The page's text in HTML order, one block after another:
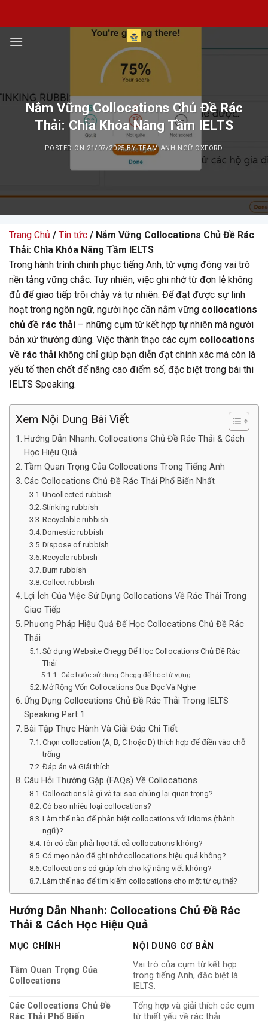
content
Nắm Vững Collocations Chủ Đề Rác
Thải: Chìa Khóa Nâng Tầm IELTS
POSTED ON 21/07/2025BYTEAM ANH NGỮ OXFORD
Trang Chủ / Tin tức / Nắm Vững Collocations Chủ Đề Rác
Thải: Chìa Khóa Nâng Tầm IELTS
Trong hành trình chinh phục tiếng Anh, từ vựng đóng vai trò
nền tảng vững chắc. Tuy nhiên, việc ghi nhớ từ đơn lẻ không
đủ để giao tiếp trôi chảy và tự nhiên. Để đạt được sự linh
hoạt trong ngôn ngữ, người học cần nắm vững collocations
chủ đề rác thải – những cụm từ kết hợp tự nhiên mà người
bản xứ thường dùng. Việc thành thạo các cụm collocations
về rác thải không chỉ giúp bạn diễn đạt chính xác mà còn là
yếu tố then chốt để nâng cao điểm số, đặc biệt trong bài thi
IELTS Speaking.
Xem Nội Dung Bài Viết
Hướng Dẫn Nhanh: Collocations Chủ Đề Rác Thải & Cách
Học Hiệu Quả
Tầm Quan Trọng Của Collocations Trong Tiếng Anh
Các Collocations Chủ Đề Rác Thải Phổ Biến Nhất
Uncollected rubbish
Stinking rubbish
Recyclable rubbish
Domestic rubbish
Dispose of rubbish
Recycle rubbish
Burn rubbish
Collect rubbish
Lợi Ích Của Việc Sử Dụng Collocations Về Rác Thải Trong
Giao Tiếp
Phương Pháp Hiệu Quả Để Học Collocations Chủ Đề Rác
Thải
Sử dụng Website Chegg Để Học Collocations Chủ Đề Rác
Thải
Các bước sử dụng Chegg để học từ vựng
Mở Rộng Vốn Collocations Qua Đọc Và Nghe
Ứng Dụng Collocations Chủ Đề Rác Thải Trong IELTS
Speaking Part 1
Bài Tập Thực Hành Và Giải Đáp Chi Tiết
Chọn collocation (A, B, C hoặc D) thích hợp để điền vào chỗ
trống
Đáp án và Giải thích
Câu Hỏi Thường Gặp (FAQs) Về Collocations
Collocations là gì và tại sao chúng lại quan trọng?
Có bao nhiêu loại collocations?
Làm thế nào để phân biệt collocations với idioms (thành
ngữ)?
Tôi có cần phải học tất cả collocations không?
Có mẹo nào để ghi nhớ collocations hiệu quả không?
Collocations có giúp ích cho kỹ năng viết không?
Làm thế nào để tìm kiếm collocations cho một từ cụ thể?
Hướng Dẫn Nhanh: Collocations Chủ Đề Rác
Thải & Cách Học Hiệu Quả
MỤC CHÍNH NỘI DUNG CƠ BẢN
Tầm Quan Trọng Của
Collocations
Vai trò của cụm từ kết hợp
trong tiếng Anh, đặc biệt là
IELTS.
Các Collocations Chủ Đề
Rác Thải Phổ Biến
Tổng hợp và giải thích các cụm
từ thiết yếu về rác thải.